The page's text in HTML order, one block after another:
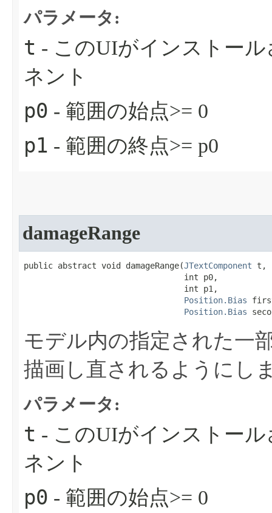
パラメータ:
t - このUIがインストー
ネント
p0 - 範囲の始点>= 0
p1 - 範囲の終点>= p0
damageRange
public abstract void damageRange​(JTextComponent t,
                                 int p0,
                                 int p1,
Position.Bias
Position.Bias
モデル内の指定された一
描画し直されるようにし
パラメータ:
t - このUIがインストー
ネント
p0 - 範囲の始点>= 0